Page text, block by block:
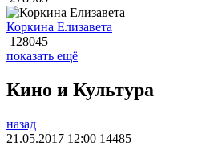
Коркина Елизавета
128045
показать ещё
Кино и Культура
назад
21.05.2017 12:00 14485